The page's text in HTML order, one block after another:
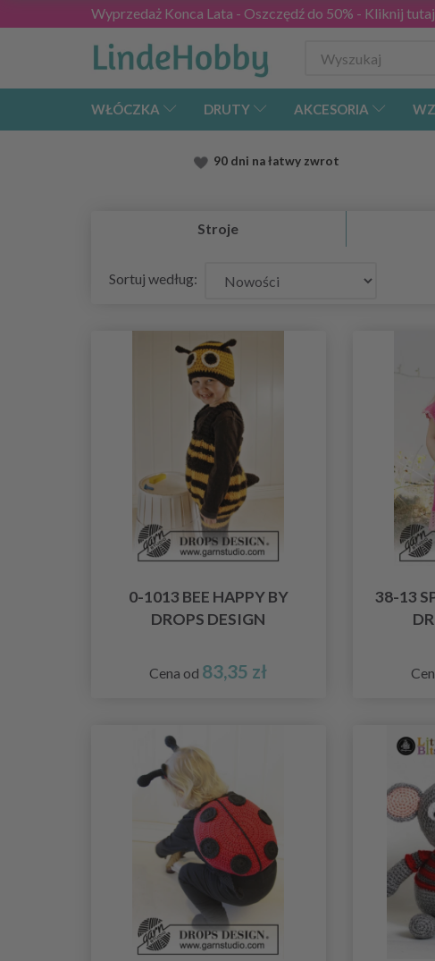
Wyprzedaż Konca Lata - Oszczędź do 50% - Kliknij tutaj
WŁÓCZKA DRUTY AKCESORIA
90 dni na łatwy zwrot
Stroje
Sortuj według:
0-1013 BEE HAPPY BY
DROPS DESIGN
Cena od 83,35 zł
38-13